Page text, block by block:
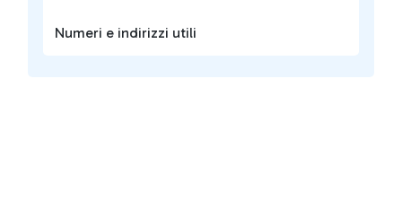
Numeri e indirizzi utili